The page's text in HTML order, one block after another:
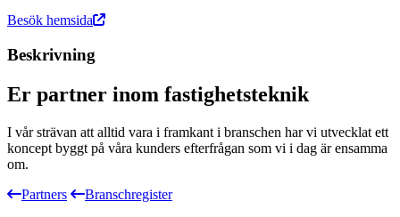
Besök hemsida
Beskrivning
Er partner inom fastighetsteknik
I vår strävan att alltid vara i framkant i branschen har vi utvecklat ett
koncept byggt på våra kunders efterfrågan som vi i dag är ensamma
om.
Partners
Branschregister